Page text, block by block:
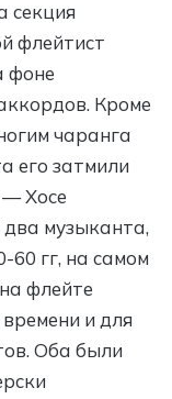
секция
флейтист
фоне
Кроме
чаранга
его затмили
Хосе
музыканта,
60 гг, на самом
флейте
и для
Оба были